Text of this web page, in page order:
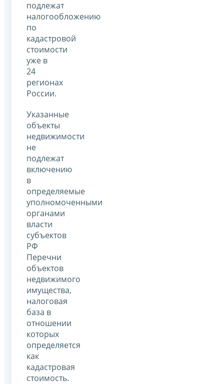
подлежат
налогообложению
по
кадастровой
стоимости
уже в
24
регионах
России.
Указанные
объекты
недвижимости
не
подлежат
включению
в
определяемые
уполномоченными
органами
власти
субъектов
РФ
Перечни
объектов
недвижимого
имущества,
налоговая
база в
отношении
которых
определяется
как
кадастровая
стоимость.